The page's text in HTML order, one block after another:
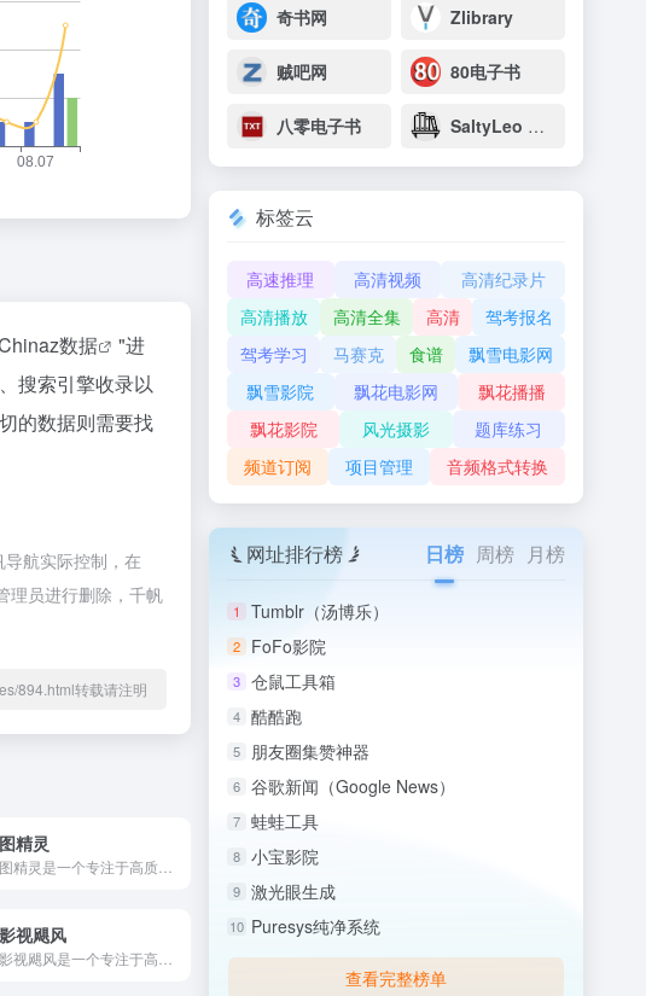
数据
"进
搜索引擎收录以
的数据则需要找
航实际控制，在
理员进行删除，千帆
894.html转载请注明
图精灵
影视飓风
奇书网 Zlibrary
贼吧网 80电子书
八零电子书 SaltyLeo 的书架
标签云
高速推理 高清视频
高清纪录片
高清播放
高清全集 高清
驾考报名
驾考学习
马赛克 食谱
飘雪电影网
飘雪影院
飘花电影网
飘花播播
飘花影院
风光摄影
题库练习
频道订阅
项目管理 音频格式转换
网址排行榜 日榜 周榜 月榜
1 Tumblr（汤博乐）
2 FoFo影院
3 仓鼠工具箱
4 酷酷跑
5 朋友圈集赞神器
6 谷歌新闻（Google News）
7 蛙蛙工具
8 小宝影院
9 激光眼生成
10 Puresys纯净系统
查看完整榜单